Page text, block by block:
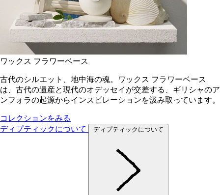
ワックス フラワーベース
古代のシルエット、地中海の魂。ワックス フラワーベース
は、古代の遺産と現代のオデッセイが交差する、ギリシャのア
ンフォラの起源からインスピレーションを汲み取っています。
コレクションをみる
ディプティックについて
ディプティックについて